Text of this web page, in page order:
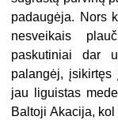
padaugėja. Nors
nesveikais
paskutiniai dar
palangėj,
jau liguistas
Baltoji Akacija,